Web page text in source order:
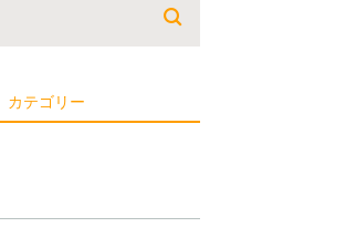
カテゴリー